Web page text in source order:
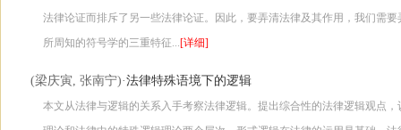
法律论证而排斥了另一些法律论证。因此，要弄清法律及其作用，我们需
所周知的符号学的三重特征...[详细]
(梁庆寅, 张南宁)·法律特殊语境下的逻辑
本文从法律与逻辑的关系入手考察法律逻辑。提出综合性的法律逻辑观点